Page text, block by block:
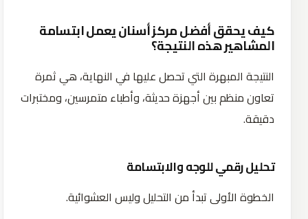
كيف يحقق أفضل مركز أسنان يعمل ابتسامة
المشاهير هذه النتيجة؟
النتيجة المبهرة التي تحصل عليها في النهاية، هي ثمرة
تعاون منظم بين أجهزة حديثة، وأطباء متمرسين، ومختبرات
دقيقة.
تحليل رقمي للوجه والابتسامة
الخطوة الأولى تبدأ من التحليل وليس العشوائية.